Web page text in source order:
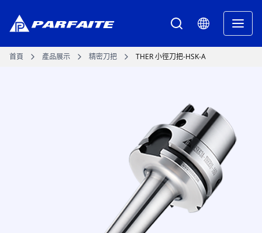
首頁 產品展示 精密刀把 THER 小徑刀把-HSK-A